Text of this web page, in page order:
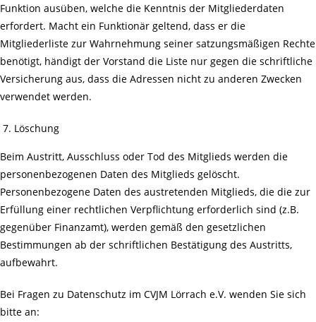
Funktion ausüben, welche die Kenntnis der Mitgliederdaten
erfordert. Macht ein Funktionär geltend, dass er die
Mitgliederliste zur Wahrnehmung seiner satzungsmäßigen Rechte
benötigt, händigt der Vorstand die Liste nur gegen die schriftliche
Versicherung aus, dass die Adressen nicht zu anderen Zwecken
verwendet werden.
Löschung
Beim Austritt, Ausschluss oder Tod des Mitglieds werden die
personenbezogenen Daten des Mitglieds gelöscht.
Personenbezogene Daten des austretenden Mitglieds, die die zur
Erfüllung einer rechtlichen Verpflichtung erforderlich sind (z.B.
gegenüber Finanzamt), werden gemäß den gesetzlichen
Bestimmungen ab der schriftlichen Bestätigung des Austritts,
aufbewahrt.
Bei Fragen zu Datenschutz im CVJM Lörrach e.V. wenden Sie sich
bitte an: